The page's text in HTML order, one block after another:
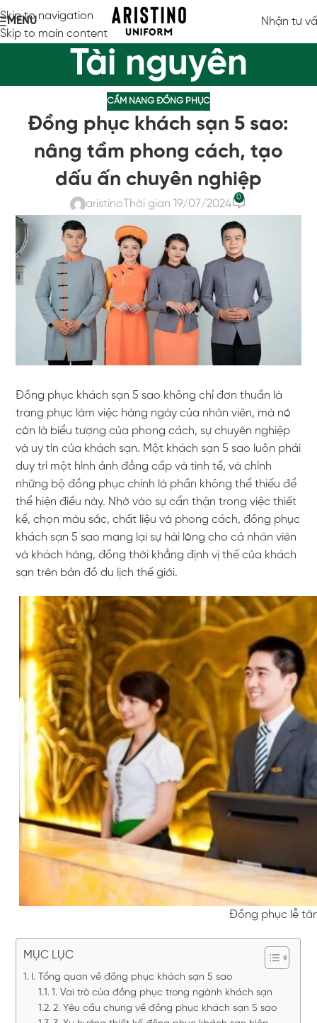
Skip to navigation
Skip to main content
MENU Nhận tư
Tài nguyên
CẨM NANG ĐỒNG PHỤC
Đồng phục khách sạn 5 sao:
nâng tầm phong cách, tạo
dấu ấn chuyên nghiệp
aristino Thời gian 19/07/2024
0
Đồng phục khách sạn 5 sao không chỉ đơn thuần là
trang phục làm việc hàng ngày của nhân viên, mà nó
còn là biểu tượng của phong cách, sự chuyên nghiệp
và uy tín của khách sạn. Một khách sạn 5 sao luôn phải
duy trì một hình ảnh đẳng cấp và tinh tế, và chính
những bộ đồng phục chính là phần không thể thiếu để
thể hiện điều này. Nhờ vào sự cẩn thận trong việc thiết
kế, chọn màu sắc, chất liệu và phong cách, đồng phục
khách sạn 5 sao mang lại sự hài lòng cho cả nhân viên
và khách hàng, đồng thời khẳng định vị thế của khách
sạn trên bản đồ du lịch thế giới.
Đồng phục lễ
MỤC LỤC
I. Tổng quan về đồng phục khách sạn 5 sao
1. Vai trò của đồng phục trong ngành khách sạn
2. Yêu cầu chung về đồng phục khách sạn 5 sao